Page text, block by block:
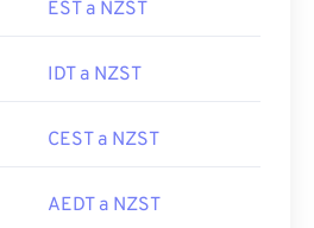
EST a NZST
IDT a NZST
CEST a NZST
AEDT a NZST